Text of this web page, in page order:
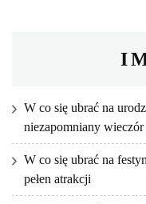
W co się ubrać na
niezapomniany wieczór
W co się ubrać na
pełen atrakcji